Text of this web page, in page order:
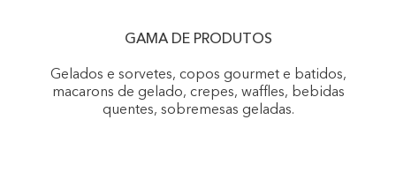
GAMA DE PRODUTOS
Gelados e sorvetes, copos gourmet e batidos,
macarons de gelado, crepes, waffles, bebidas
quentes, sobremesas geladas.